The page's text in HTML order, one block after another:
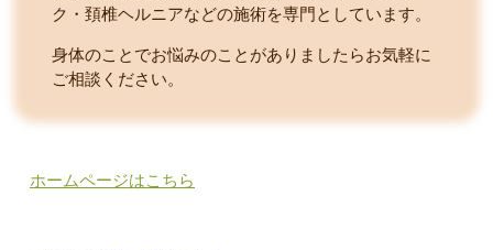
ク・頚椎ヘルニアなどの施術を専門としています。
身体のことでお悩みのことがありましたらお気軽に
ご相談ください。
ホームページはこちら